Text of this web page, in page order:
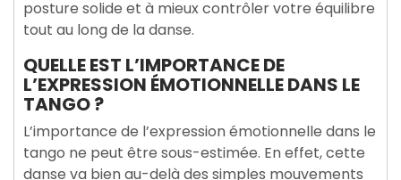
posture solide et à mieux contrôler votre équilibre
tout au long de la danse.
QUELLE EST L’IMPORTANCE DE
L’EXPRESSION ÉMOTIONNELLE DANS LE
TANGO ?
L’importance de l’expression émotionnelle dans le
tango ne peut être sous-estimée. En effet, cette
danse va bien au-delà des simples mouvements